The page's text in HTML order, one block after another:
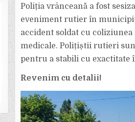
Poliția vrânceană a fost
eveniment rutier în
accident soldat cu
medicale. Polițiștii rutieri
pentru a stabili cu exactitate
Revenim cu detalii!